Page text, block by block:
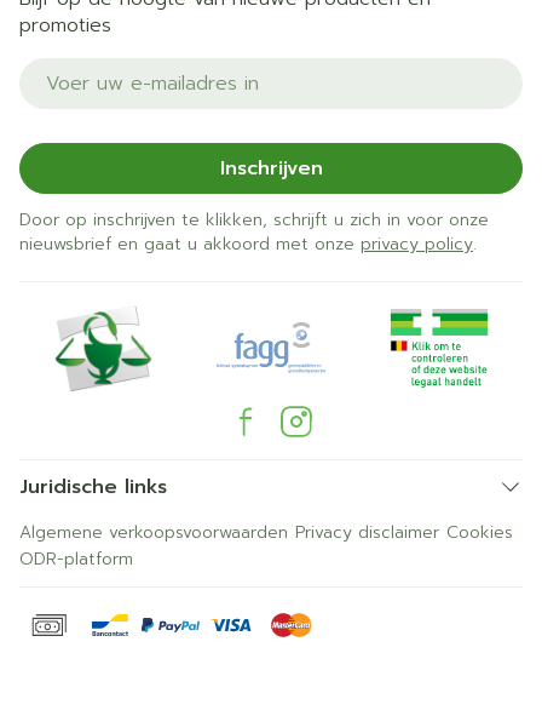
promoties
E-mail adres
Inschrijven
Door op inschrijven te klikken, schrijft u zich in voor onze
nieuwsbrief en gaat u akkoord met onze privacy policy.
Juridische links
Algemene verkoopsvoorwaarden Privacy disclaimer Cookies
ODR-platform